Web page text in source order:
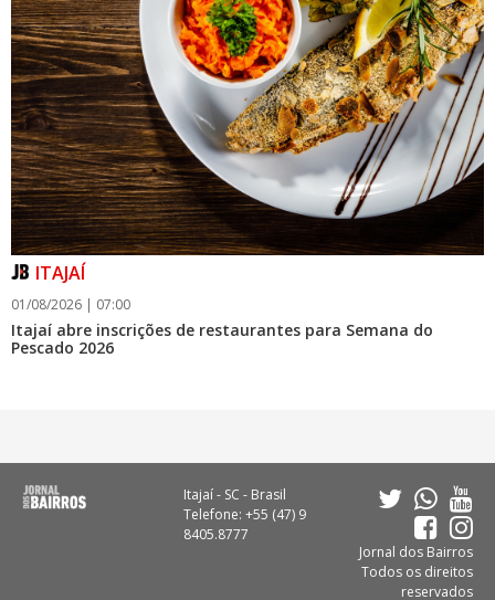
06/08/2026 | 10:13
Exposição “Entre Ilhas e Travessias” reúne obras da artista
visual Patricia Di Loreto
GERAL
ITAJAÍ
01/08/2026 | 07:00
Itajaí abre inscrições de restaurantes para Semana do
Pescado 2026
Itajaí - SC - Brasil
Telefone: +55 (47) 9
8405.8777
Jornal dos Bairros
Todos os direitos
reservados